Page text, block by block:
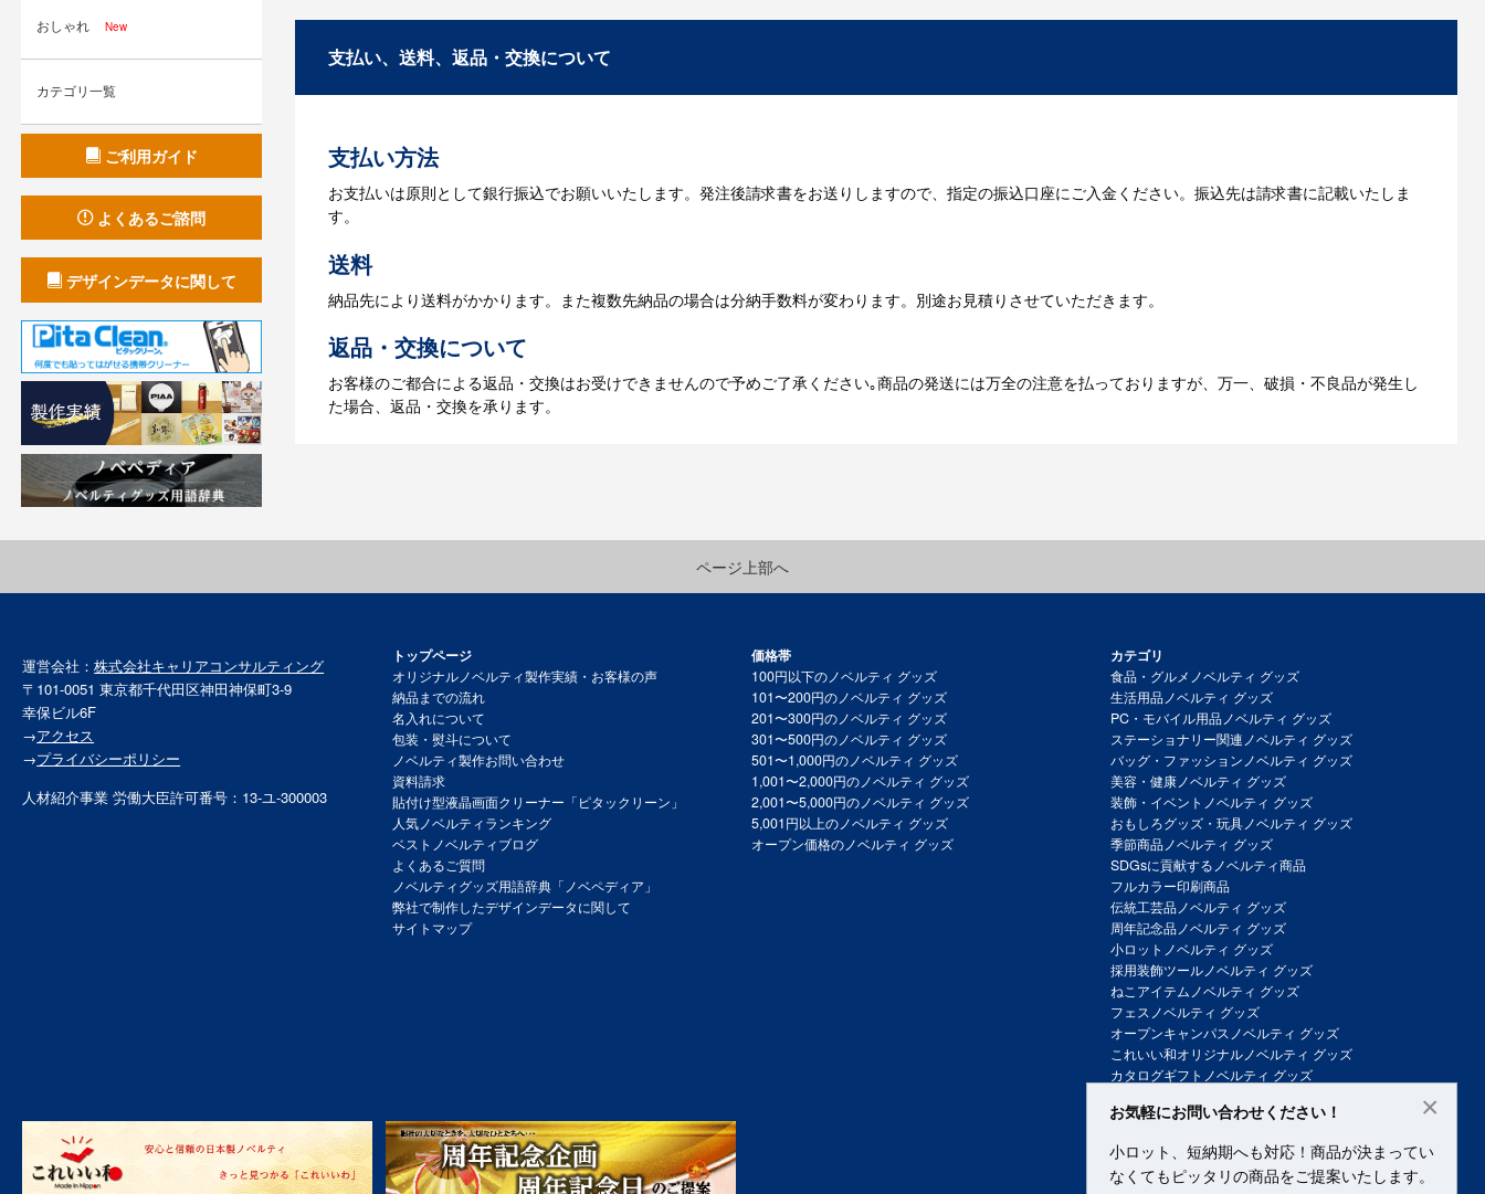
3.発注・データ入稿
お見積書を元に、製作が決定しましたら、ご注文書をお送りします。
4.納品
【名入れをする場合】データのご入稿後３週間程度で納品となります。
【名入れなしの場合】在庫がある場合、3～5営業日程度で納品となります。
支払い、送料、返品・交換について
支払い方法
お支払いは原則として銀行振込でお願いいたします。発注後請求書をお送りしますので、指定の振込口座にご入金ください。振込先は請求書に記載いたしま
す。
送料
納品先により送料がかかります。また複数先納品の場合は分納手数料が変わります。別途お見積りさせていただきます。
返品・交換について
お客様のご都合による返品・交換はお受けできませんので予めご了承ください｡商品の発送には万全の注意を払っておりますが、万一、破損・不良品が発生し
た場合、返品・交換を承ります。
おしゃれ New
カテゴリ一覧
ご利用ガイド
よくあるご諮問
デザインデータに関して
ページ上部へ
運営会社：株式会社キャリアコンサルティング
〒101-0051 東京都千代田区神田神保町3-9
幸保ビル6F
→アクセス
→プライバシーポリシー
人材紹介事業 労働大臣許可番号：13-ユ-300003
トップページ
オリジナルノベルティ製作実績・お客様の声
納品までの流れ
名入れについて
包装・熨斗について
ノベルティ製作お問い合わせ
資料請求
貼付け型液晶画面クリーナー「ピタックリーン」
人気ノベルティランキング
ベストノベルティブログ
よくあるご質問
ノベルティグッズ用語辞典「ノベペディア」
弊社で制作したデザインデータに関して
サイトマップ
価格帯
100円以下のノベルティ グッズ
101〜200円のノベルティ グッズ
201〜300円のノベルティ グッズ
301〜500円のノベルティ グッズ
501〜1,000円のノベルティ グッズ
1,001〜2,000円のノベルティ グッズ
2,001〜5,000円のノベルティ グッズ
5,001円以上のノベルティ グッズ
オープン価格のノベルティ グッズ
カテゴリ
食品・グルメノベルティ グッズ
生活用品ノベルティ グッズ
PC・モバイル用品ノベルティ グッズ
ステーショナリー関連ノベルティ グッズ
バッグ・ファッションノベルティ グッズ
美容・健康ノベルティ グッズ
装飾・イベントノベルティ グッズ
おもしろグッズ・玩具ノベルティ グッズ
季節商品ノベルティ グッズ
SDGsに貢献するノベルティ商品
フルカラー印刷商品
伝統工芸品ノベルティ グッズ
周年記念品ノベルティ グッズ
小ロットノベルティ グッズ
採用装飾ツールノベルティ グッズ
ねこアイテムノベルティ グッズ
フェスノベルティ グッズ
オープンキャンパスノベルティ グッズ
これいい和オリジナルノベルティ グッズ
カタログギフトノベルティ グッズ
お気軽にお問い合わせください！
小ロット、短納期へも対応！商品が決まってい
なくてもピッタリの商品をご提案いたします。
×